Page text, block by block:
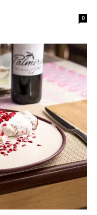
0